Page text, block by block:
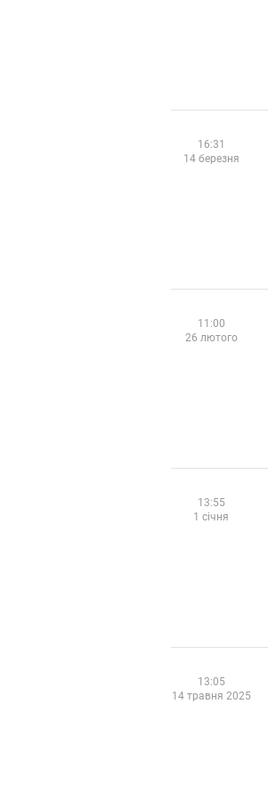
16:31
14 березня
11:00
26 лютого
13:55
1 січня
13:05
14 травня 2025